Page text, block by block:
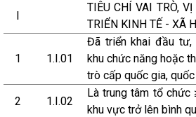
I
TIÊU CHÍ VAI TRÒ,
TRIỂN KINH TẾ - XÃ
1 1.I.01
Đã triển khai đầu
khu chức năng hoặc
trò cấp quốc gia,
2
1.I.02
Là trung tâm tổ
khu vực trở lên bình